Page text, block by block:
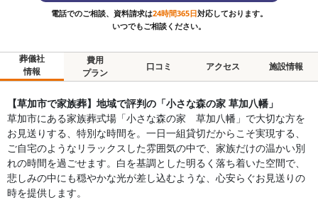
電話でのご相談、資料請求は24時間365日対応しております。
いつでもご相談ください。
葬儀社
情報
費用
プラン
口コミ アクセス 施設情報
【草加市で家族葬】地域で評判の「小さな森の家 草加八幡」
草加市にある家族葬式場「小さな森の家 草加八幡」で大切な方を
お見送りする、特別な時間を。一日一組貸切だからこそ実現する、
ご自宅のようなリラックスした雰囲気の中で、家族だけの温かい別
れの時間を過ごせます。白を基調とした明るく落ち着いた空間で、
悲しみの中にも穏やかな光が差し込むような、心安らぐお見送りの
時を提供します。